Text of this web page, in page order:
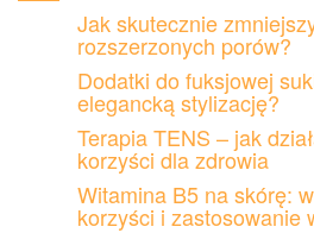
Jak skutecznie
rozszerzonych porów?
Dodatki do fuksjowej
elegancką stylizację?
Terapia TENS – jak
korzyści dla zdrowia
Witamina B5 na skórę:
korzyści i zastosowanie